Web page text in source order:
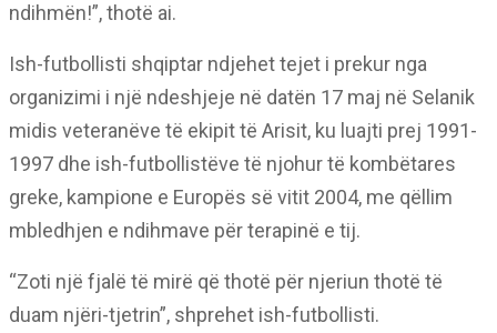
ndihmën!”, thotë ai.
Ish-futbollisti shqiptar ndjehet tejet i prekur nga
organizimi i një ndeshjeje në datën 17 maj në Selanik
midis veteranëve të ekipit të Arisit, ku luajti prej 1991-
1997 dhe ish-futbollistëve të njohur të kombëtares
greke, kampione e Europës së vitit 2004, me qëllim
mbledhjen e ndihmave për terapinë e tij.
“Zoti një fjalë të mirë që thotë për njeriun thotë të
duam njëri-tjetrin”, shprehet ish-futbollisti.